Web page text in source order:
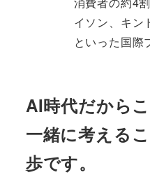
イソン、キン
といった国際
AI時代だから
一緒に考える
歩です。